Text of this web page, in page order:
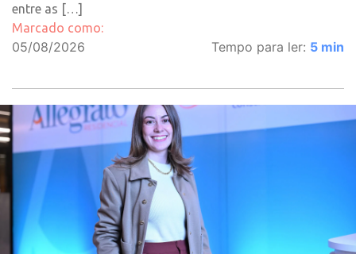
entre as […]
Marcado como:
05/08/2026 Tempo para ler: 5 min